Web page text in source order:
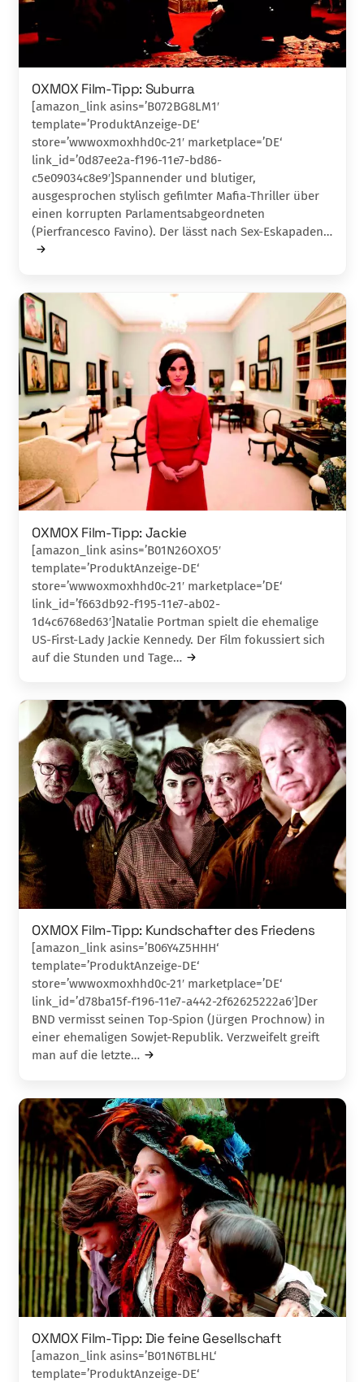
OXMOX Film-Tipp: Suburra
[amazon_link asins=’B072BG8LM1′
template=’ProduktAnzeige-DE‘
store=’wwwoxmoxhhd0c-21′ marketplace=’DE‘
link_id=’0d87ee2a-f196-11e7-bd86-
c5e09034c8e9′]Spannender und blutiger,
ausgesprochen stylisch gefilmter Mafia-Thriller über
einen korrupten Parlamentsabgeordneten
(Pierfrancesco Favino). Der lässt nach Sex-Eskapaden…
OXMOX Film-Tipp: Jackie
[amazon_link asins=’B01N26OXO5′
template=’ProduktAnzeige-DE‘
store=’wwwoxmoxhhd0c-21′ marketplace=’DE‘
link_id=’f663db92-f195-11e7-ab02-
1d4c6768ed63′]Natalie Portman spielt die ehemalige
US-First-Lady Jackie Kennedy. Der Film fokussiert sich
auf die Stunden und Tage…
OXMOX Film-Tipp: Kundschafter des Friedens
[amazon_link asins=’B06Y4Z5HHH‘
template=’ProduktAnzeige-DE‘
store=’wwwoxmoxhhd0c-21′ marketplace=’DE‘
link_id=’d78ba15f-f196-11e7-a442-2f62625222a6′]Der
BND vermisst seinen Top-Spion (Jürgen Prochnow) in
einer ehemaligen Sowjet-Republik. Verzweifelt greift
man auf die letzte…
OXMOX Film-Tipp: Die feine Gesellschaft
[amazon_link asins=’B01N6TBLHL‘
template=’ProduktAnzeige-DE‘